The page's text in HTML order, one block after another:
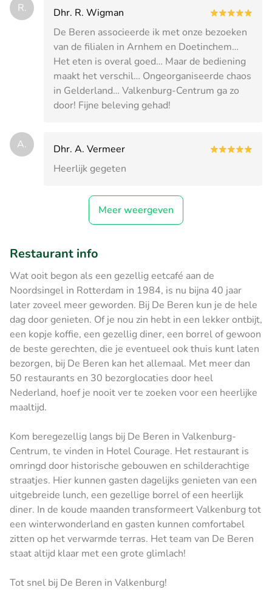
R.
Dhr. R. Wigman
De Beren associeerde ik met onze bezoeken
van de filialen in Arnhem en Doetinchem…
Het eten is overal goed… Maar de bediening
maakt het verschil… Ongeorganiseerde chaos
in Gelderland… Valkenburg-Centrum ga zo
door! Fijne beleving gehad!
A.
Dhr. A. Vermeer
Heerlijk gegeten
Meer weergeven
Restaurant info
Wat ooit begon als een gezellig eetcafé aan de
Noordsingel in Rotterdam in 1984, is nu bijna 40 jaar
later zoveel meer geworden. Bij De Beren kun je de hele
dag door genieten. Of je nou zin hebt in een lekker ontbijt,
een kopje koffie, een gezellig diner, een borrel of gewoon
de beste gerechten, die je eventueel ook thuis kunt laten
bezorgen, bij De Beren kan het allemaal. Met meer dan
50 restaurants en 30 bezorglocaties door heel
Nederland, hoef je nooit ver te zoeken voor een heerlijke
maaltijd.
Kom beregezellig langs bij De Beren in Valkenburg-
Centrum, te vinden in Hotel Courage. Het restaurant is
omringd door historische gebouwen en schilderachtige
straatjes. Hier kunnen gasten dagelijks genieten van een
uitgebreide lunch, een gezellige borrel of een heerlijk
diner. In de koude maanden transformeert Valkenburg tot
een winterwonderland en gasten kunnen comfortabel
zitten op het verwarmde terras. Het team van De Beren
staat altijd klaar met een grote glimlach!
Tot snel bij De Beren in Valkenburg!